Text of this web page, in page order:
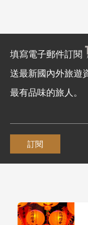
填寫電子郵件訂閱
送最新國內外旅遊
最有品味的旅人。
訂閱